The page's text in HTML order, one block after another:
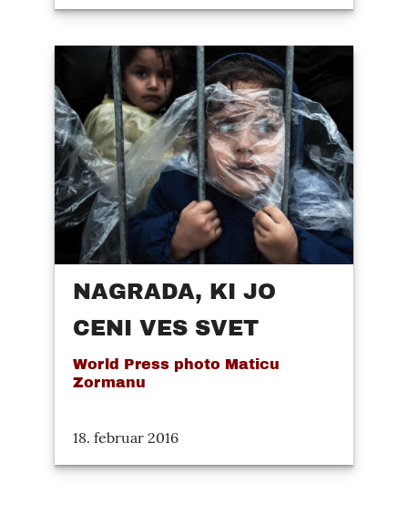
NAGRADA, KI JO
CENI VES SVET
World Press photo Maticu
Zormanu
18. februar 2016